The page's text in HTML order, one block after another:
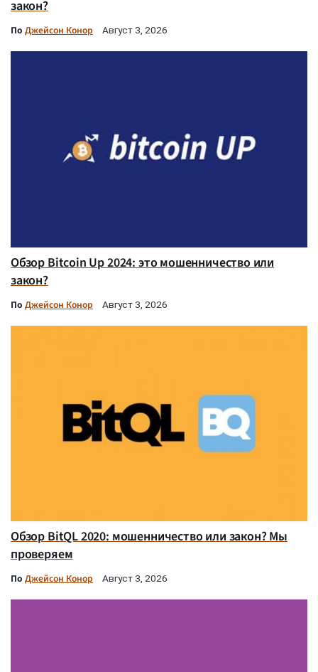
закон?
По Джейсон Конор Август 3, 2026
Обзор Bitcoin Up 2024: это мошенничество или
закон?
По Джейсон Конор Август 3, 2026
Обзор BitQL 2020: мошенничество или закон? Мы
проверяем
По Джейсон Конор Август 3, 2026